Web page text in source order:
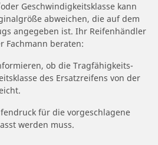
Geschwindigkeitsklasse kann
abweichen, die auf dem
angegeben ist. Ihr Reifenhändler
Fachmann beraten:
ob die Tragfähigkeits-
des Ersatzreifens von der
für die vorgeschlagene
werden muss.